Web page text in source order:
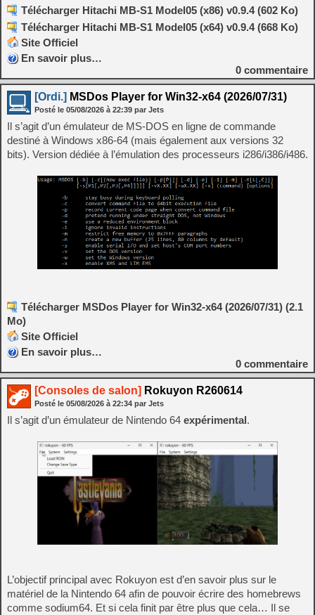
Télécharger Hitachi MB-S1 Model05 (x86) v0.9.4 (602 Ko)
Télécharger Hitachi MB-S1 Model05 (x64) v0.9.4 (668 Ko)
Site Officiel
En savoir plus…
0 commentaire
[Ordi.] MSDos Player for Win32-x64 (2026/07/31)
Posté le 05/08/2026 à 22:39 par Jets
Il s’agit d’un émulateur de MS-DOS en ligne de commande
destiné à Windows x86-64 (mais également aux versions 32
bits). Version dédiée à l’émulation des processeurs i286/i386/i486.
Télécharger MSDos Player for Win32-x64 (2026/07/31) (2.1
Mo)
Site Officiel
En savoir plus…
0 commentaire
[Consoles de salon] Rokuyon R260614
Posté le 05/08/2026 à 22:34 par Jets
Il s’agit d’un émulateur de Nintendo 64 expérimental.
L’objectif principal avec Rokuyon est d’en savoir plus sur le
matériel de la Nintendo 64 afin de pouvoir écrire des homebrews
comme sodium64. Et si cela finit par être plus que cela… Il se